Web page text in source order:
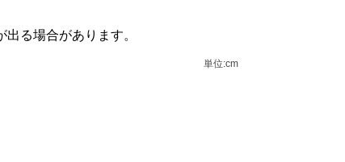
る場合があります。
単位:cm